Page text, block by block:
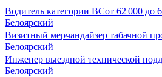
Водитель категории ВСот 62 000 до
Белоярский
Визитный мерчандайзер табачной
Белоярский
Инженер выездной технической
Белоярский